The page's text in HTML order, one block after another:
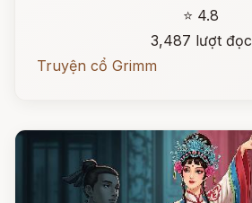
⭐ 4.8
3,487 lượt đọc
Truyện cổ Grimm